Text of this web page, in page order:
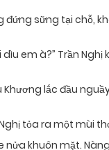
đứng sững tại chỗ,
em à?” Trần Nghị
Khương lắc đầu
tỏa ra một mùi
nửa khuôn mặt.